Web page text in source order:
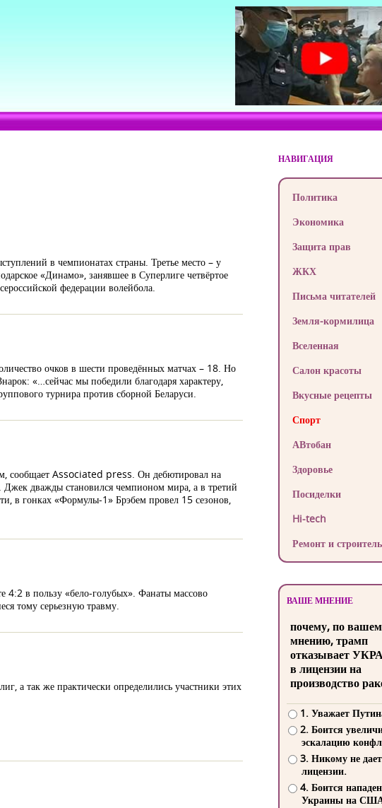
в чемпионатах страны. Третье место – у
«Динамо», занявшее в Суперлиге четвёртое
федерации волейбола.
очков в шести проведённых матчах – 18. Но
«…сейчас мы победили благодаря характеру,
турнира против сборной Беларуси.
сообщает Associated press. Он дебютировал на
дважды становился чемпионом мира, а в третий
в гонках «Формулы-1» Брэбем провел 15 сезонов,
в пользу «бело-голубых». Фанаты массово
тому серьезную травму.
а так же практически определились участники этих
НАВИГАЦИЯ
Политика
Экономика
Защита прав
ЖКХ
Письма читателей
Земля-кормилица
Вселенная
Салон красоты
Вкусные рецепты
Спорт
АВтобан
Здоровье
Посиделки
Hi-tech
Ремонт и
ВАШЕ МНЕНИЕ
почему, по
мнению, трамп
отказывает
в лицензии на
производство
1. Уважает
2. Боится
эскалацию
3. Никому не
лицензии.
4. Боится
Украины на